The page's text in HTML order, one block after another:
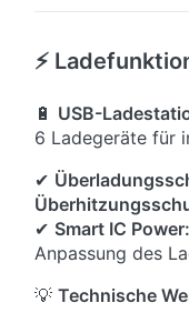
⚡
🔋 USB-
6 Ladegeräte für
✔
✔ Smart IC Power:
Anpassung des
💡 Technische